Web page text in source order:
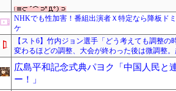
NHKでも性加害！番組出演者Ｘ特定なら降板
ケ
【スト6】竹内ジョン選手「どう考えても調整
変わるほどの調整、大会が終わった後は微調整。
広島平和記念式典パヨク「中国人民と
ー！」